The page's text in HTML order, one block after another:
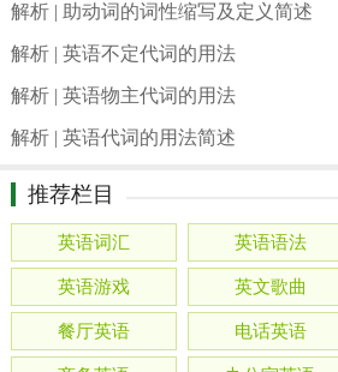
解析 | 助动词的词性缩写及定义简述
解析 | 英语不定代词的用法
解析 | 英语物主代词的用法
解析 | 英语代词的用法简述
推荐栏目
英语词汇 英语语法
英语游戏 英文歌曲
餐厅英语 电话英语